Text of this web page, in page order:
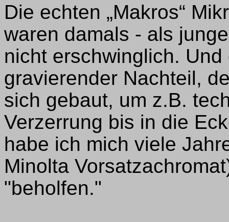
Die echten „Makros“
waren damals - als
nicht erschwinglich.
gravierender Nachteil,
sich gebaut, um z.B.
Verzerrung bis in die
habe ich mich viele
Minolta
"beholfen."